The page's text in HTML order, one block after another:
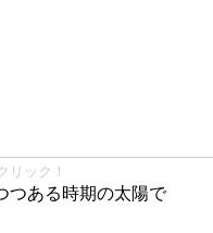
リック！
つある時期の太陽で